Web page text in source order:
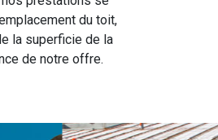
du toit,
la superficie de la
de notre offre.